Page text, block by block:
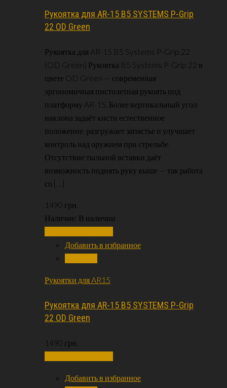
Рукоятка для AR-15 B5 SYSTEMS P-Grip
22 OD Green
Рукоятка для AR-15 B5 Systems P-Grip 22
(OD Green) Рукоятка B5 Systems P-Grip 22 в
цвете OD Green — современная
эргономичная пистолетная рукоять под
платформу AR-15. Более вертикальный угол
наклона задаёт кисти естественное
положение, разгружает запястье и улучшает
контроль над оружием при стрельбе.
Отсутствие тыльной вставки даёт
возможность поднять руку выше — так работа
со […]
1490 грн.
Наличие: В наличии
Добавить в избранное
Рукоятки для AR15
Рукоятка для AR-15 B5 SYSTEMS P-Grip
22 OD Green
1490 грн.
Добавить в избранное